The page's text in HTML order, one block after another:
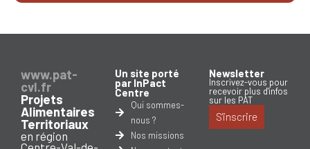
www.pat-
cvl.fr
Projets
Alimentaires
Territoriaux
en région
Un site porté
par InPact
Centre
Qui sommes-
nous ?
Nos missions
Newsletter
Inscrivez-vous pour
recevoir plus d'infos
sur les PAT
S'inscrire